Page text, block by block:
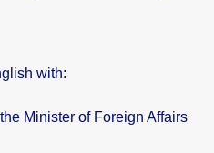
with:
Minister of Foreign Affairs